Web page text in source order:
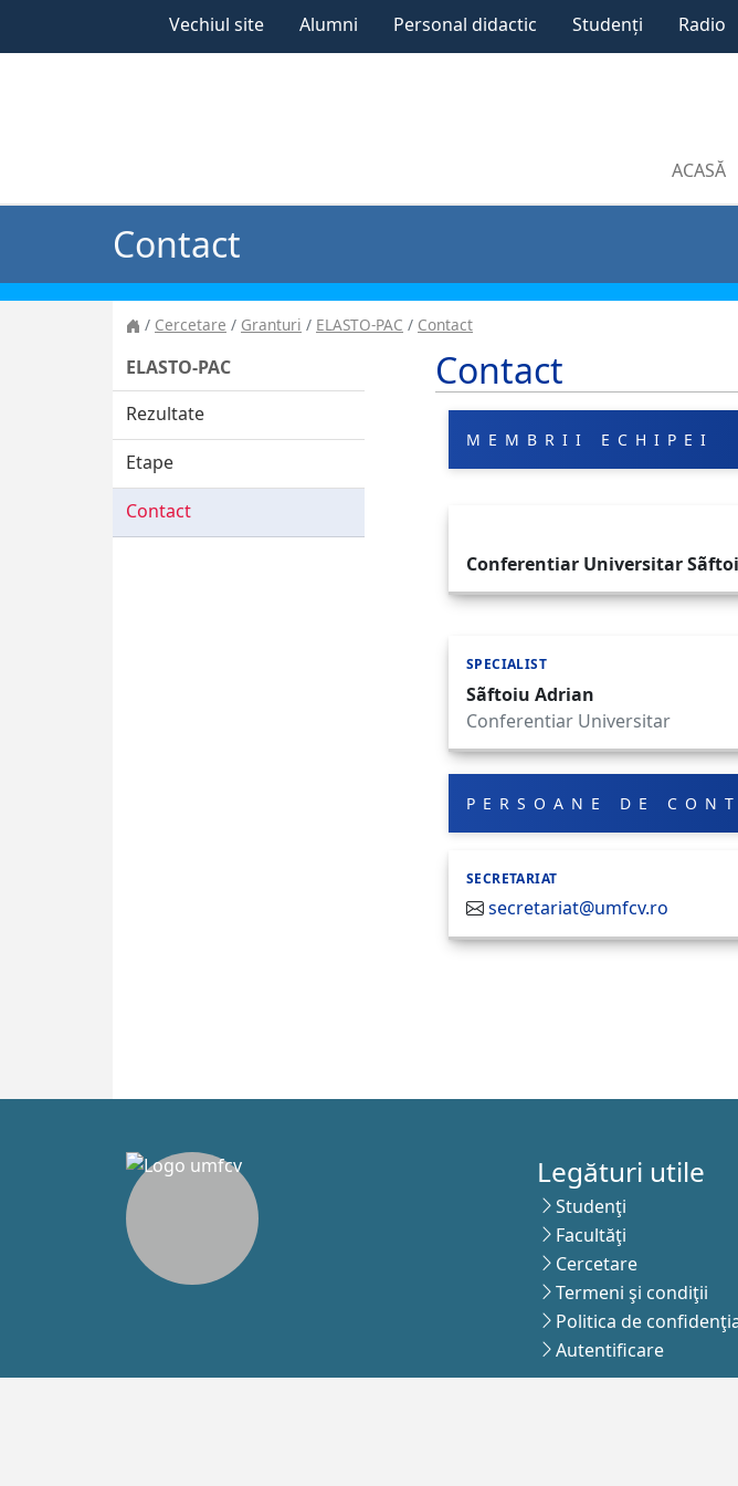
Vechiul site Alumni Personal didactic Studenți Radio
ACASĂ
Contact
Cercetare Granturi ELASTO-PAC Contact
ELASTO-PAC
Rezultate
Etape
Contact
Contact
MEMBRII ECHIPEI
Conferentiar Universitar
SPECIALIST
Sãftoiu Adrian
Conferentiar Universitar
PERSOANE DE
SECRETARIAT
secretariat@umfcv.ro
Legături utile
Studenţi
Facultăţi
Cercetare
Termeni şi condiţii
Politica de
Autentificare